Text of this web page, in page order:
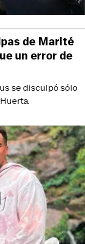
se disculpó sólo
de Marité
un error de